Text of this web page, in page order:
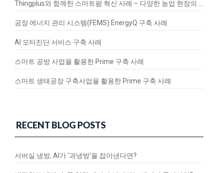
공장 에너지 관리 시스템(FEMS) EnergyQ 구축 사례
AI 모터진단 서비스 구축 사례
스마트 공방 사업을 활용한 Prime 구축 사례
스마트 생태공장 구축사업을 활용한 Prime 구축 사례
RECENT BLOG POSTS
서버실 냉방, AI가 ‘과냉방’을 잡아낸다면?